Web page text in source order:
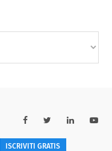
ISCRIVITI GRATIS